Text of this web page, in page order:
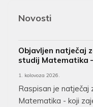
Novosti
Objavljen natječaj
studij Matematika
1. kolovoza 2026.
Raspisan je natječaj
Matematika - koji